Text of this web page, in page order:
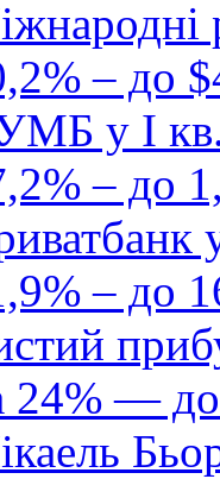
– до
у I
– до
– до
24% —